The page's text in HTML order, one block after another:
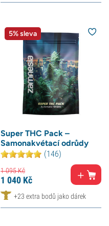
5% sleva
Super THC Pack –
Samonakvétací odrůdy
(146)
1 095Kč
1 040 Kč
+23 extra bodů jako dárek